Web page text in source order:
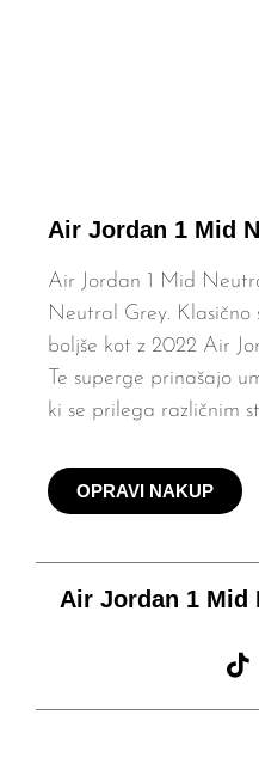
Air Jordan 1 Mid
Air Jordan 1 Mid
Neutral Grey. Klasično
boljše kot z 2022 Air
Te superge prinašajo
ki se prilega različnim
OPRAVI NAKUP
Air Jordan 1 Mid